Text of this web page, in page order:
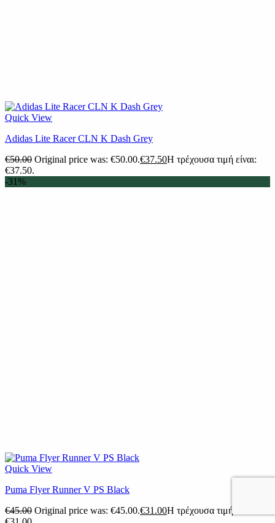
Quick View
Adidas Lite Racer CLN K Dash Grey
€50.00 Original price was: €50.00.€37.50Η τρέχουσα τιμή είναι:
€37.50.
-31%
Quick View
Puma Flyer Runner V PS Black
€45.00 Original price was: €45.00.€31.00Η τρέχουσα τιμή είναι: